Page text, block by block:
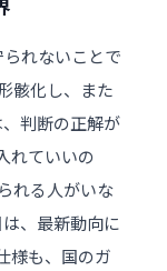
れないことで
骸化し、また
判断の正解が
れていいの
れる人がいな
、最新動向に
様も、国のガ